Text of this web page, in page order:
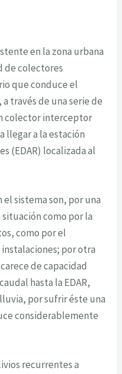
en la zona urbana
de colectores
que conduce el
través de una serie de
colector interceptor
llegar a la estación
(EDAR) localizada al
sistema son, por una
como por la
como por el
por otra
de capacidad
hasta la EDAR,
por sufrir éste una
considerablemente
recurrentes a